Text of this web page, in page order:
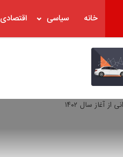
خانه سیاسی اقتصادی